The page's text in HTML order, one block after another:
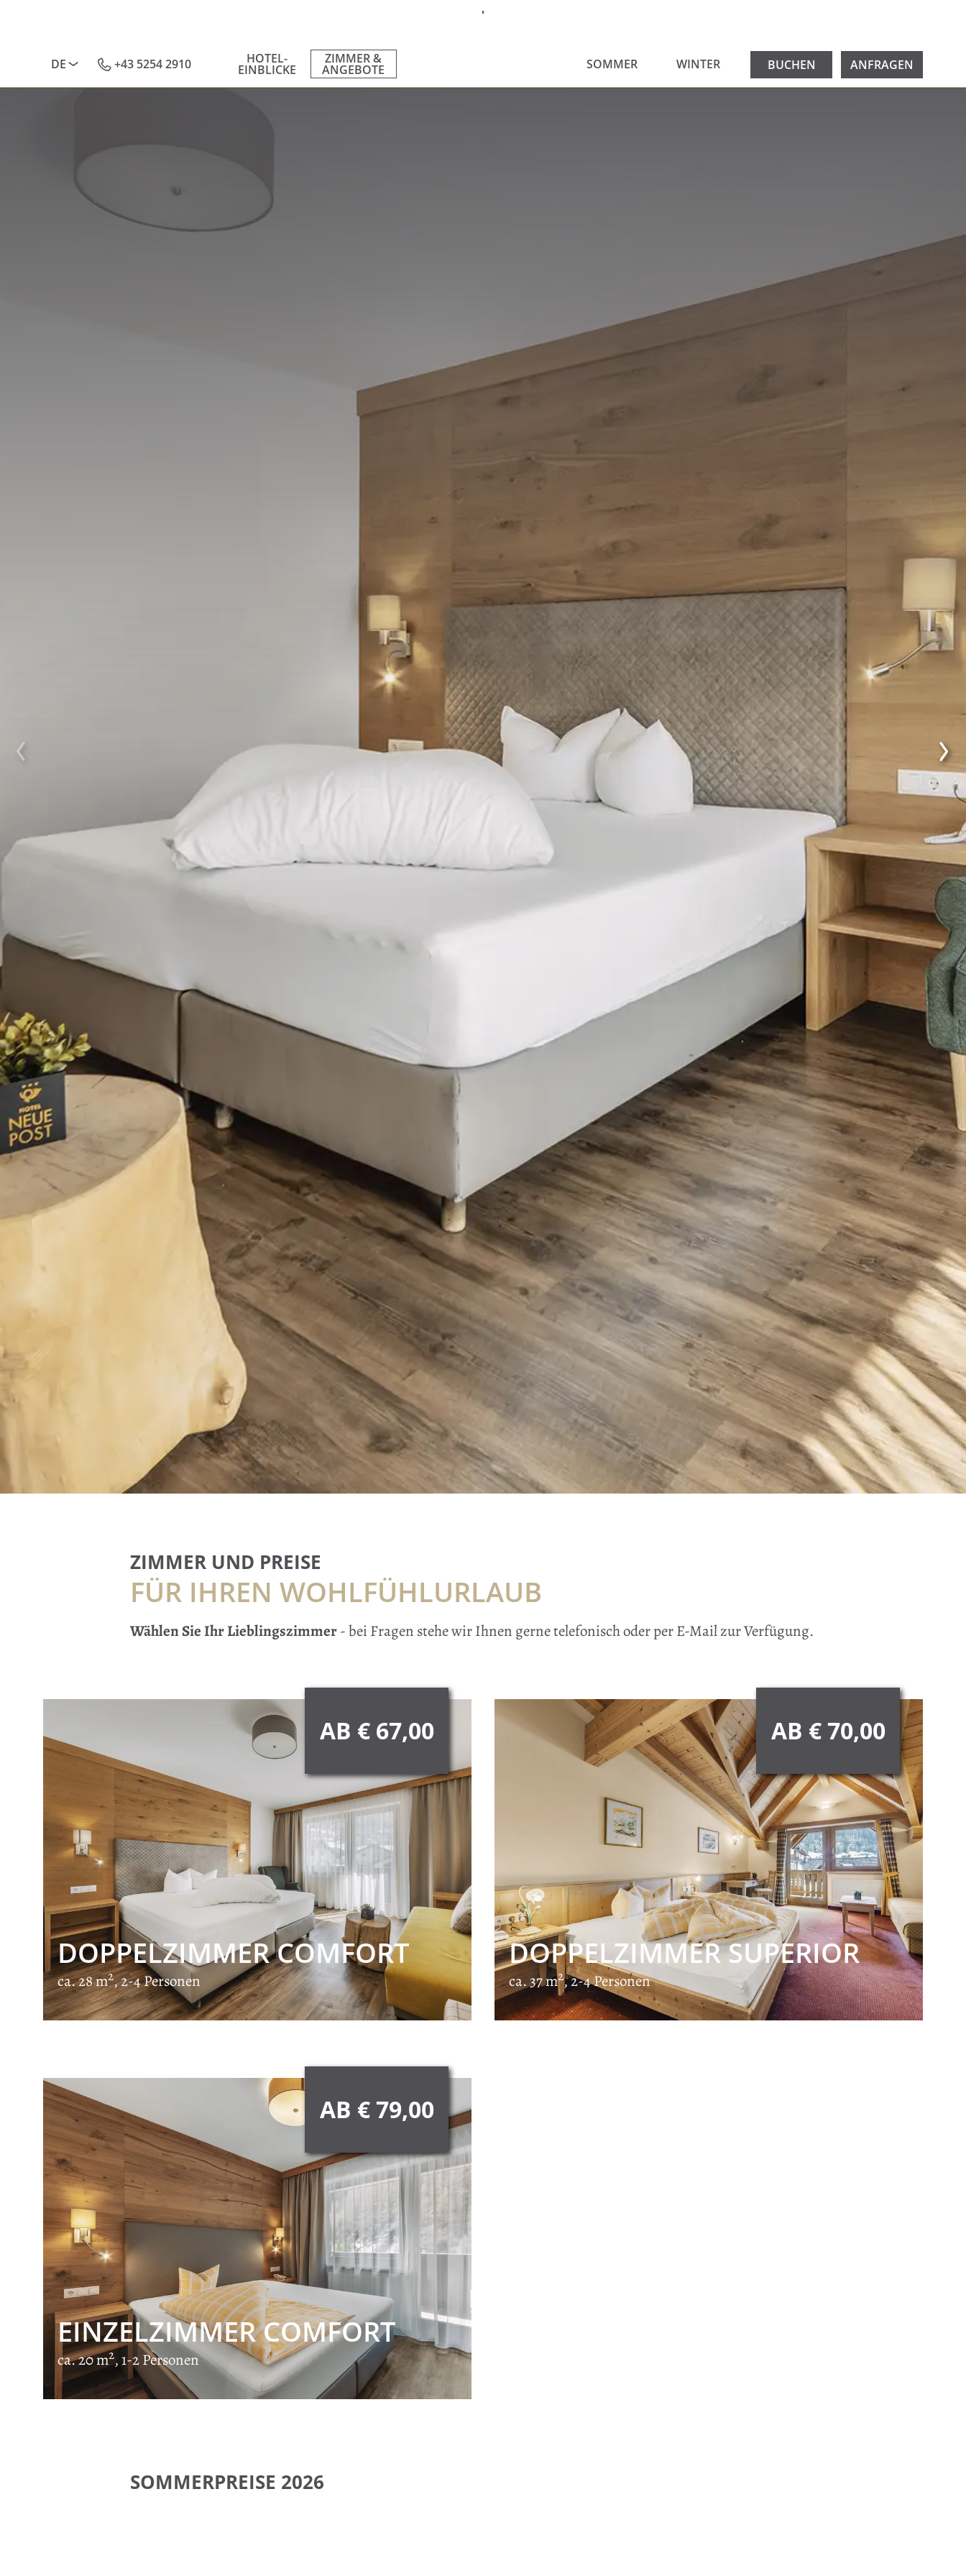
DE
English
+43 5254 2910 HOTEL-
EINBLICKE
ZIMMER &
ANGEBOTE SOMMER WINTER BUCHEN ANFRAGEN
ZIMMER UND PREISE
FÜR IHREN WOHLFÜHLURLAUB
Wählen Sie Ihr Lieblingszimmer- bei Fragen stehe wir Ihnen gerne telefonisch oder per E-Mail zur Verfügung.
AB € 67,00
DOPPELZIMMER COMFORT
ca. 28 m2, 2-4 Personen
AB € 70,00
DOPPELZIMMER SUPERIOR
ca. 37 m2, 2-4 Personen
AB € 79,00
EINZELZIMMER COMFORT
ca. 20 m2, 1-2 Personen
SOMMERPREISE 2026